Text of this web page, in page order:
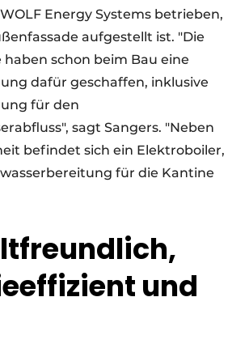
Energy Systems betrieben,
aufgestellt ist. "Die
schon beim Bau eine
dafür geschaffen, inklusive
für den
sagt Sangers. "Neben
befindet sich ein Elektroboiler,
für die Kantine
und